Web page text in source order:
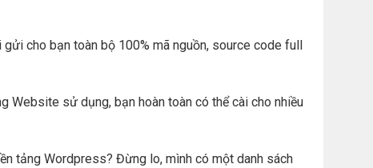
cho bạn toàn bộ 100% mã nguồn, source code full
Website sử dụng, bạn hoàn toàn có thể cài cho nhiều
tảng Wordpress? Đừng lo, mình có một danh sách